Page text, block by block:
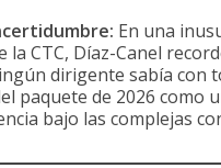
En una
CTC, Díaz-Canel
dirigente sabía con
paquete de 2026 como
bajo las complejas